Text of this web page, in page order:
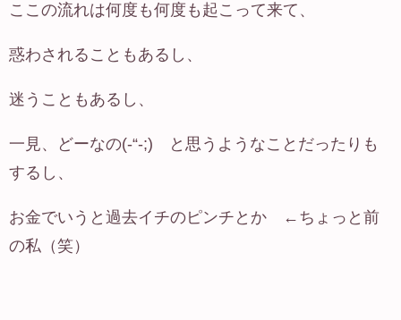
ここの流れは何度も何度も起こって来て、
惑わされることもあるし、
迷うこともあるし、
一見、どーなの(-“-;) と思うようなことだったりも
するし、
お金でいうと過去イチのピンチとか ←ちょっと前
の私（笑）